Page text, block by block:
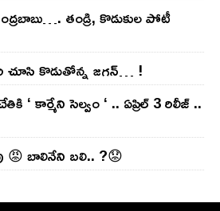
తండ్రి, కొడుకుల పోటీ
చూసి కొడుతోన్న జ‌గ‌న్‌… !
‘ కార్మేని సెల్వం ‘ .. ఏప్రిల్ 3 రిలీజ్ ..
😡 బాలినేని బలి.. ?😟